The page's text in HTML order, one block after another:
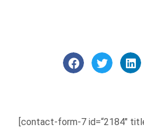
[contact-form-7 id=“2184″